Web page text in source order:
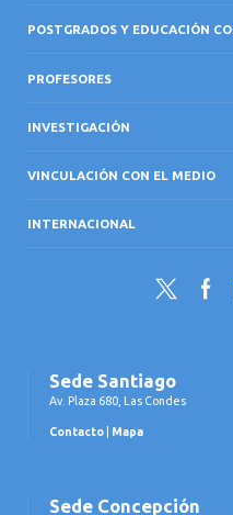
POSTGRADOS Y EDUCACIÓN
PROFESORES
INVESTIGACIÓN
VINCULACIÓN CON EL MEDIO
INTERNACIONAL
Twitter
Sede Santiago
Av. Plaza 680, Las Condes
Contacto Mapa
Sede Concepción